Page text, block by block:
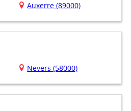
Auxerre (89000)
Nevers (58000)